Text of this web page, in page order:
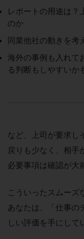
レポートの用途は？
のか
同業他社の動きを
海外の事例も入れて
る判断もしやすいか
など、上司が要求し
戻りも少なく、相手
必要事項は確認が大
こういったスムー
あなたは、「仕事の
しい評価を手にして